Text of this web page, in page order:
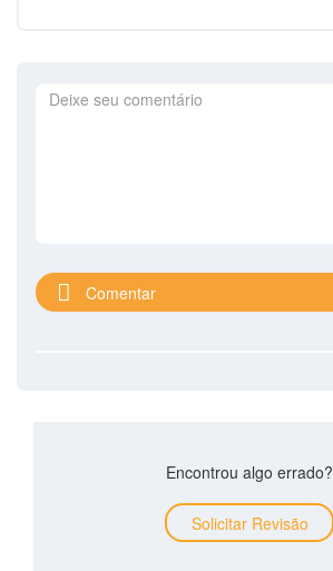
Comentar
Encontrou algo errado?
Solicitar Revisão